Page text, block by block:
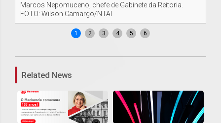
Marcos Nepomuceno, chefe de Gabinete da Reitoria.
FOTO: Wilson Camargo/NTAI
1 2 3 4 5 6
Related News